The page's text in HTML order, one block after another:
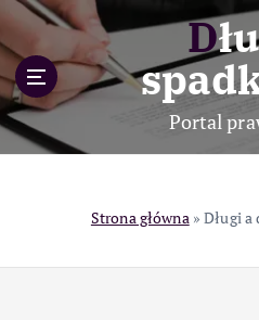
p
o
c
Długi
Portal
Strona główna»Długi